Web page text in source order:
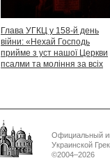
Глава УГКЦ у 158-й день
війни: «Нехай Господь
прийме з уст нашої Церкви
псалми та моління за всіх
Официальный
Украинской
©2004–2026